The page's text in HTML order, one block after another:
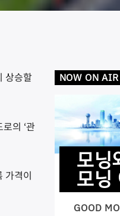
상승할
의 ‘관
가격이
NOW ON AIR
모닝
모닝
GOOD